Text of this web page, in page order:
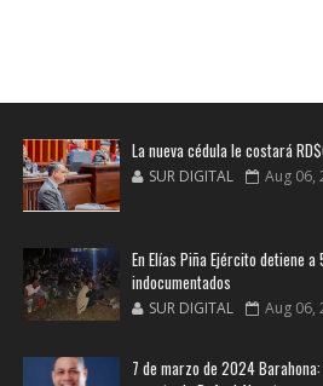
La nueva cédula le costará
SUR DIGITAL Aug 06,
En Elías Piña Ejército detiene
indocumentados
SUR DIGITAL Aug 06,
7 de marzo de 2024